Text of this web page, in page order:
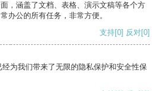
，涵盖了文档、表格、演示文稿等各个方
办公的所有任务，非常方便。
支持[0] 反对[0]
为我们带来了无限的隐私保护和安全性保